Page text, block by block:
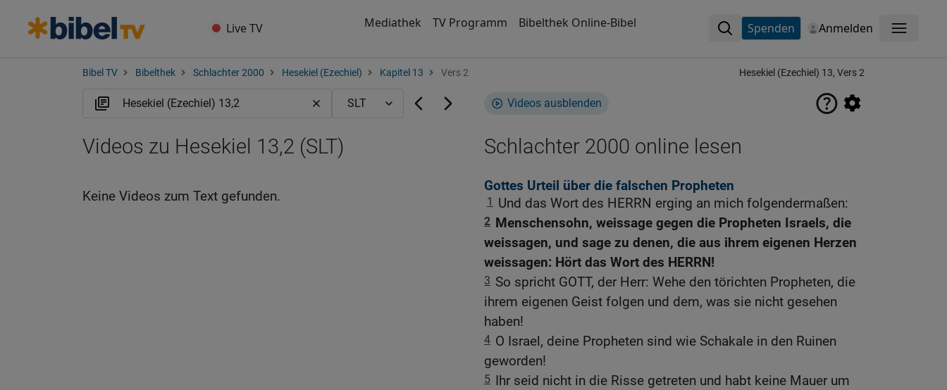
Live TV Mediathek TV Programm Bibelthek Online-Bibel Spenden Anmelden Menü
Bibel TV Bibelthek Schlachter 2000 Hesekiel (Ezechiel) Kapitel 13 Vers 2 Hesekiel (Ezechiel) 13, Vers 2
Videos ausblenden
Schlachter 2000 online lesen
Gottes Urteil über die falschen Propheten
1 Und das Wort des HERRN erging an mich folgendermaßen:
2 Menschensohn, weissage gegen die Propheten Israels, die
weissagen, und sage zu denen, die aus ihrem eigenen Herzen
weissagen: Hört das Wort des HERRN!
3 So spricht GOTT, der Herr: Wehe den törichten Propheten, die
ihrem eigenen Geist folgen und dem, was sie nicht gesehen
haben!
4 O Israel, deine Propheten sind wie Schakale in den Ruinen
geworden!
5 Ihr seid nicht in die Risse getreten und habt keine Mauer um
Videos zu Hesekiel 13,2 (SLT)
Keine Videos zum Text gefunden.